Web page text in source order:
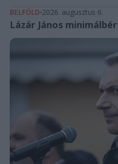
BELFÖLD 2026. augusztus 6.
Lázár János